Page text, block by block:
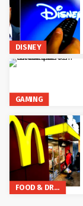
DISNEY
GAMING
FOOD & DRINKS